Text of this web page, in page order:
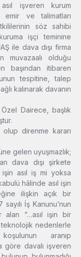
işveren kurum
emir ve talimatları
söz sahibi
işçi teminine
ile dava dışı firma
muvazaalı olduğu
başından itibaren
tespitine, talep
kalınarak davanın
Dairece, başlık
direnme kararı
gelen uyuşmazlık;
dava dışı şirkete
asıl iş mi yoksa
hâlinde asıl işin
ilişkin açık bir
İş Kanunu’nun
alan “…asıl işin bir
nedenlerle
aranıp
göre davalı işveren